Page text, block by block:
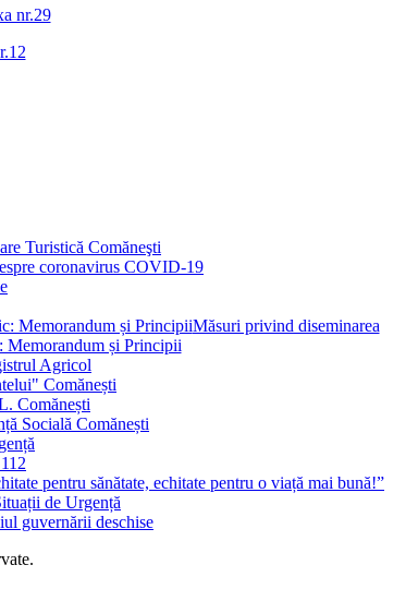
nr.29
Turistică Comăneşti
coronavirus COVID-19
Măsuri privind diseminarea
Memorandum și Principii
Agricol
Comănești
Comănești
Socială Comănești
pentru sănătate, echitate pentru o viață mai bună!”
de Urgență
guvernării deschise